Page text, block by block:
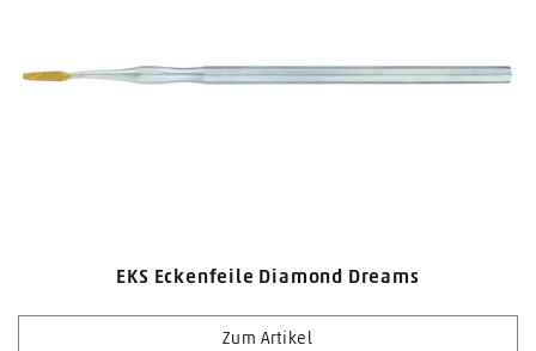
EKS Eckenfeile Diamond Dreams
Zum Artikel